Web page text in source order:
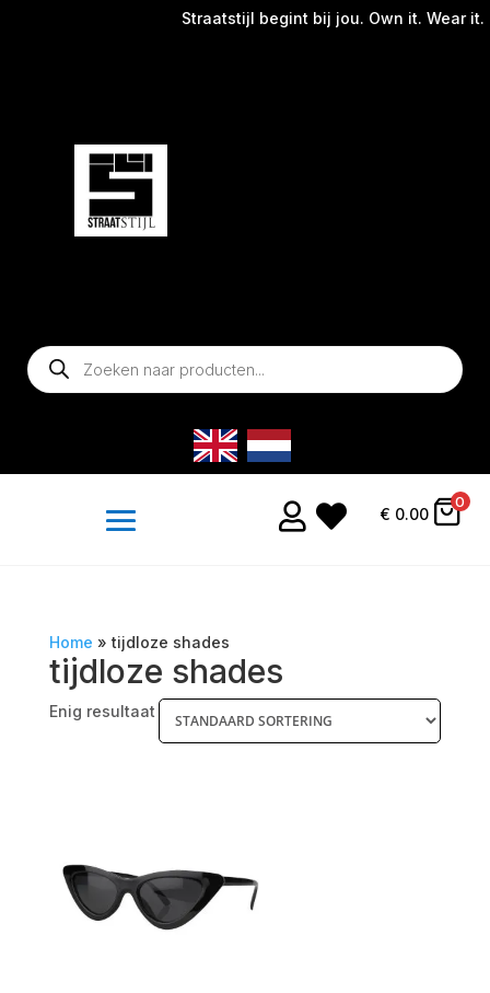
Straatstijl begint bij jou. Own it. Wear it.
Producten
zoeken
  € 0.00
0
Home » tijdloze shades
tijdloze shades
Enig resultaat